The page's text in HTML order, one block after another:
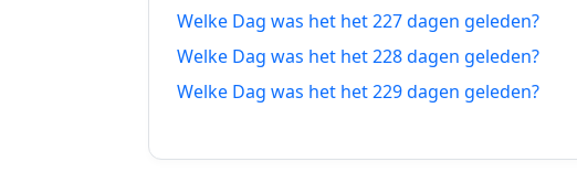
228 dagen geleden
21-12-2025
229 dagen geleden
20-12-2025
231 dagen geleden
18-12-2025
Welke Dag was het het 227 dagen geleden?
Welke Dag was het het 228 dagen geleden?
Welke Dag was het het 229 dagen geleden?